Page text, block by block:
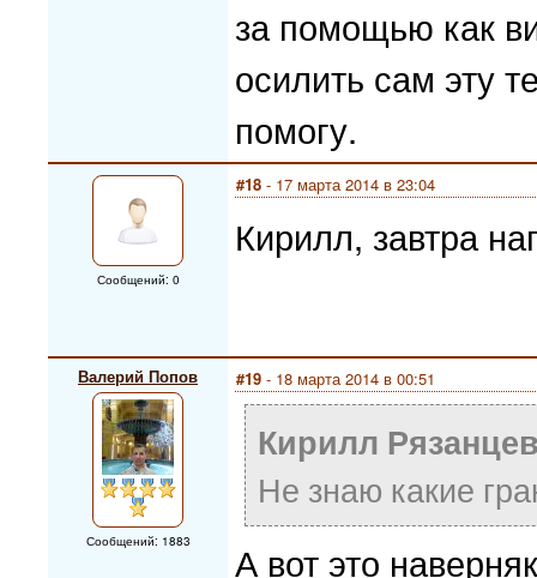
за помощью как
осилить сам эту
помогу.
Сообщений: 0
#18 - 17 марта 2014 в 23:04
Кирилл, завтра
Валерий Попов
Сообщений: 1883
#19 - 18 марта 2014 в 00:51
Кирилл
Не знаю какие
А вот это